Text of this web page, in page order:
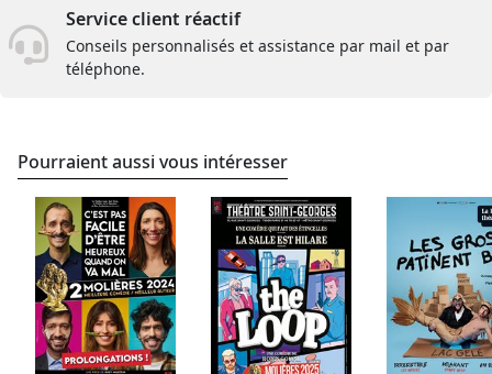
Service client réactif
Conseils personnalisés et assistance par mail et par
téléphone.
Pourraient aussi vous intéresser